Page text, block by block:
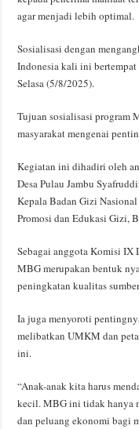
agar menjadi lebih optimal.
Sosialisasi dengan
Indonesia kali ini
Selasa (5/8/2025).
Tujuan sosialisasi program
masyarakat mengenai
Kegiatan ini dihadiri oleh
Desa Pulau Jambu
Kepala Badan Gizi
Promosi dan Edukasi Gizi,
Sebagai anggota Komisi IX
MBG merupakan bentuk
peningkatan kualitas
Ia juga menyoroti
melibatkan UMKM dan
ini.
“Anak-anak kita harus
kecil. MBG ini tidak hanya
dan peluang ekonomi bagi